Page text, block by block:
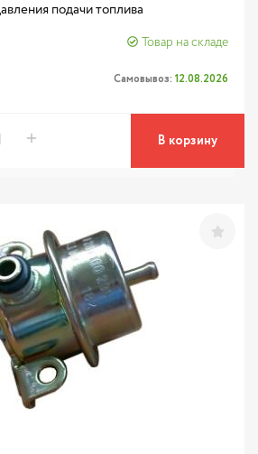
подачи топлива
Товар на складе
Самовывоз: 12.08.2026
В корзину